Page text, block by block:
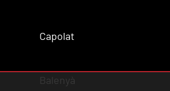
Capolat
Balenyà